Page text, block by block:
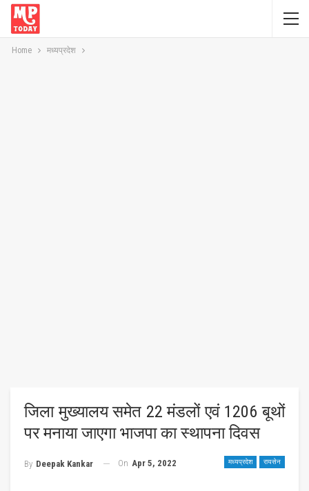
Home मध्यप्रदेश
जिला मुख्यालय समेत 22 मंडलों एवं 1206 बूथों
पर मनाया जाएगा भाजपा का स्थापना दिवस
मध्यप्रदेश रायसेन
By Deepak Kankar On Apr 5, 2022